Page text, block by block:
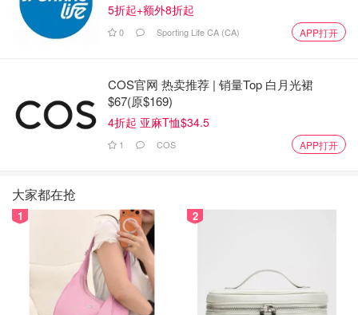
图片来源于Hammam Spa，图片版权属于原作者
美瓷砖的房间里体验蒸汽疗程。Hammam的意思是 "温暖的
传播者"，而Hammam Spa是以传统的土耳其浴池为模型。
土耳其蒸汽浴治疗、粘土包裹和用真正的种子清洁皮肤的
"种子到皮肤仪式 "是他们最受欢迎的一些服务。Hammam
房、深层浸泡浴缸和8000平方英尺的服务。
地址：602 King Street West
Miraj Hammam Shangri La Hotel
5折起+额外8折起
0 Sporting Life CA (CA) APP打开
COS官网 热卖推荐 | 销量Top 白月光裙
$67(原$169)
4折起 亚麻T恤$34.5
1 COS APP打开
大家都在抢
1 2